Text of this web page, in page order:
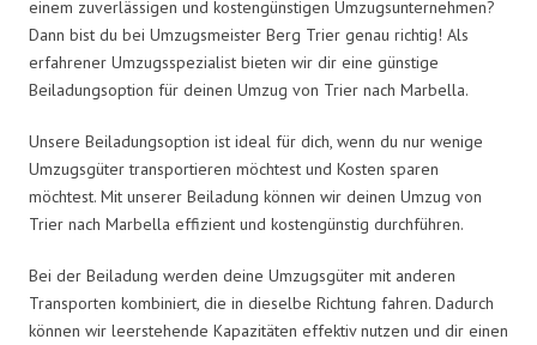
einem zuverlässigen und kostengünstigen Umzugsunternehmen?
Dann bist du bei Umzugsmeister Berg Trier genau richtig! Als
erfahrener Umzugsspezialist bieten wir dir eine günstige
Beiladungsoption für deinen Umzug von Trier nach Marbella.
Unsere Beiladungsoption ist ideal für dich, wenn du nur wenige
Umzugsgüter transportieren möchtest und Kosten sparen
möchtest. Mit unserer Beiladung können wir deinen Umzug von
Trier nach Marbella effizient und kostengünstig durchführen.
Bei der Beiladung werden deine Umzugsgüter mit anderen
Transporten kombiniert, die in dieselbe Richtung fahren. Dadurch
können wir leerstehende Kapazitäten effektiv nutzen und dir einen